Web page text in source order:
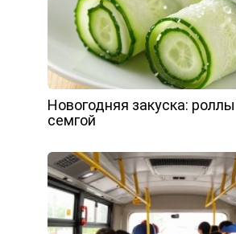
Новогодняя закуска: роллы
семгой